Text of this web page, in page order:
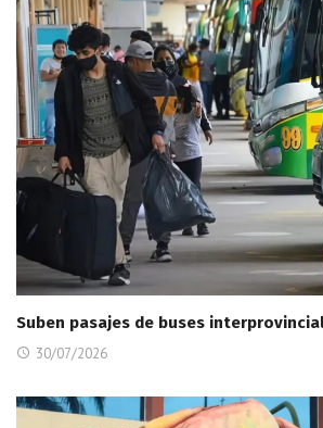
Suben pasajes de buses
30/07/2026